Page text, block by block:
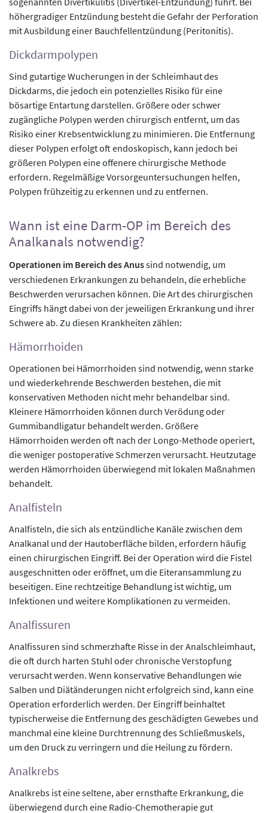
höhergradiger Entzündung besteht die Gefahr der Perforation
mit Ausbildung einer Bauchfellentzündung (Peritonitis).
Dickdarmpolypen
Sind gutartige Wucherungen in der Schleimhaut des
Dickdarms, die jedoch ein potenzielles Risiko für eine
bösartige Entartung darstellen. Größere oder schwer
zugängliche Polypen werden chirurgisch entfernt, um das
Risiko einer Krebsentwicklung zu minimieren. Die Entfernung
dieser Polypen erfolgt oft endoskopisch, kann jedoch bei
größeren Polypen eine offenere chirurgische Methode
erfordern. Regelmäßige Vorsorgeuntersuchungen helfen,
Polypen frühzeitig zu erkennen und zu entfernen.
Wann ist eine Darm-OP im Bereich des
Analkanals notwendig?
Operationen im Bereich des Anussind notwendig, um
verschiedenen Erkrankungen zu behandeln, die erhebliche
Beschwerden verursachen können. Die Art des chirurgischen
Eingriffs hängt dabei von der jeweiligen Erkrankung und ihrer
Schwere ab. Zu diesen Krankheiten zählen:
Hämorrhoiden
Operationen bei Hämorrhoiden sind notwendig, wenn starke
und wiederkehrende Beschwerden bestehen, die mit
konservativen Methoden nicht mehr behandelbar sind.
Kleinere Hämorrhoiden können durch Verödung oder
Gummibandligatur behandelt werden. Größere
Hämorrhoiden werden oft nach der Longo-Methode operiert,
die weniger postoperative Schmerzen verursacht. Heutzutage
werden Hämorrhoiden überwiegend mit lokalen Maßnahmen
behandelt.
Analfisteln
Analfisteln, die sich als entzündliche Kanäle zwischen dem
Analkanal und der Hautoberfläche bilden, erfordern häufig
einen chirurgischen Eingriff. Bei der Operation wird die Fistel
ausgeschnitten oder eröffnet, um die Eiteransammlung zu
beseitigen. Eine rechtzeitige Behandlung ist wichtig, um
Infektionen und weitere Komplikationen zu vermeiden.
Analfissuren
Analfissuren sind schmerzhafte Risse in der Analschleimhaut,
die oft durch harten Stuhl oder chronische Verstopfung
verursacht werden. Wenn konservative Behandlungen wie
Salben und Diätänderungen nicht erfolgreich sind, kann eine
Operation erforderlich werden. Der Eingriff beinhaltet
typischerweise die Entfernung des geschädigten Gewebes und
manchmal eine kleine Durchtrennung des Schließmuskels,
um den Druck zu verringern und die Heilung zu fördern.
Analkrebs
Analkrebs ist eine seltene, aber ernsthafte Erkrankung, die
überwiegend durch eine Radio-Chemotherapie gut